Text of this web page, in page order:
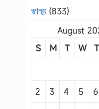
স্বাস্থ্য(833)
August
S
M T W T
2
3 4 5 6